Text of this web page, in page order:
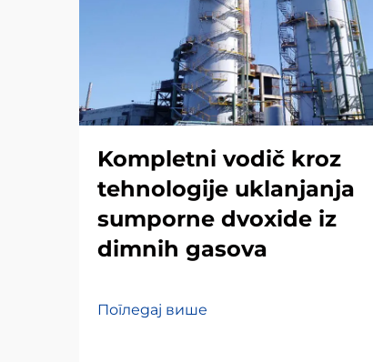
Kompletni vodič kroz
tehnologije uklanjanja
sumporne dvoxide iz
dimnih gasova
Погледај више